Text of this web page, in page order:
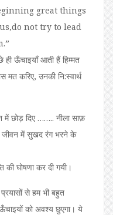
great things
not try to lead
ऊँचाइयाँ आती हैं हिम्मत
करिए, उनकी नि:स्वार्थ
में छोड़ दिए …….. नीला साफ़
जीवन में सुखद रंग भरने के
की घोषणा कर दी गयी।
से हम भी बहुत
को अवश्य छुएगा। ये